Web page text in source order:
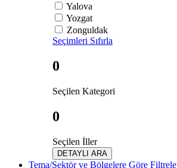
Yalova
Yozgat
Zonguldak
Seçimleri Sıfırla
0
Seçilen Kategori
0
Seçilen İller
DETAYLI ARA
Tema/Sektör ve Bölgelere Göre Filtrele